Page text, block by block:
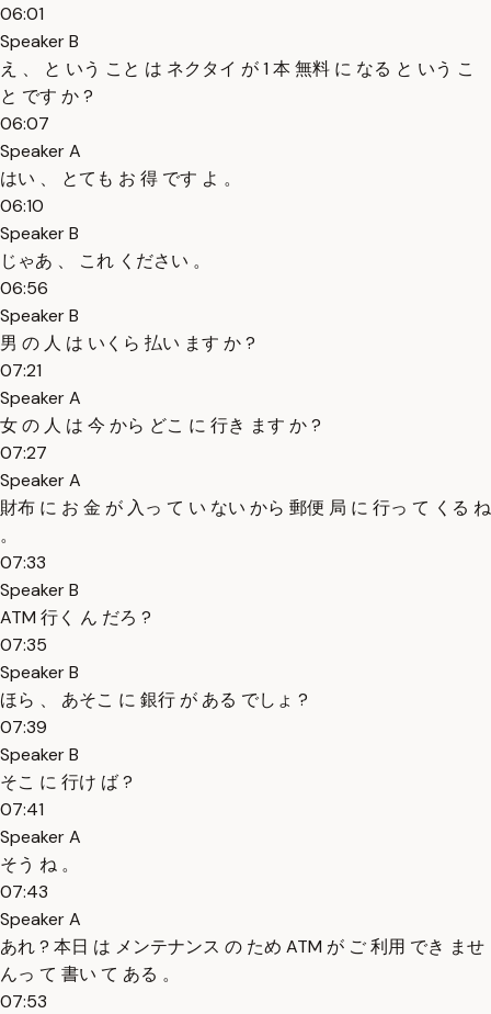
06:01
Speaker B
え 、 と いう こと は ネクタイ が 1 本 無料 に なる と いう こ
と です か ?
06:07
Speaker A
はい 、 とても お 得 です よ 。
06:10
Speaker B
じゃあ 、 これ ください 。
06:56
Speaker B
男 の 人 は いくら 払い ます か ?
07:21
Speaker A
女 の 人 は 今 から どこ に 行き ます か ?
07:27
Speaker A
財布 に お 金 が 入っ て い ない から 郵便 局 に 行っ て くる ね
。
07:33
Speaker B
ATM 行く ん だろ ?
07:35
Speaker B
ほら 、 あそこ に 銀行 が ある でしょ ?
07:39
Speaker B
そこ に 行け ば ?
07:41
Speaker A
そう ね 。
07:43
Speaker A
あれ ? 本日 は メンテナンス の ため ATM が ご 利用 でき ませ
んっ て 書い て ある 。
07:53